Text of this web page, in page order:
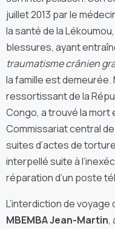
juillet 2013 par le
la santé de la
blessures, ayant
traumatisme crânien
la famille est demeurée.
ressortissant de la
Congo, a trouvé la mort
Commissariat central
suites d’actes de
interpellé suite à
réparation d’un poste
L’interdiction de
MBEMBA Jean-Martin,